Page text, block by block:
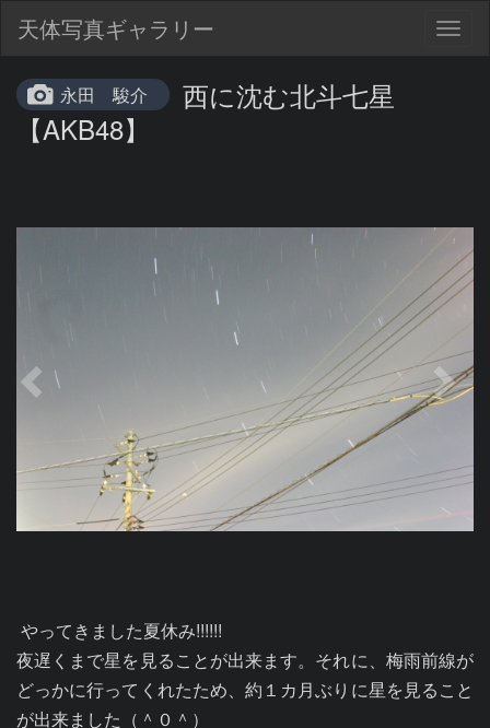
天体写真ギャラリー
永田 駿介
西に沈む北斗七星
【AKB48】
夜遅くまで星を見ることが出来ます。それに、梅雨前線が
どっかに行ってくれたため、約１カ月ぶりに星を見ること